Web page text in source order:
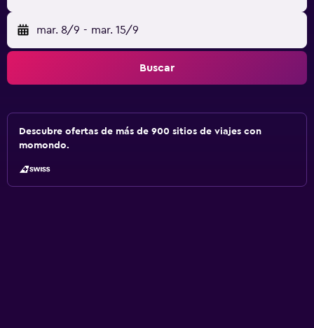
mar. 8/9 - mar. 15/9
Buscar
Descubre ofertas de más de 900 sitios de viajes con
momondo.